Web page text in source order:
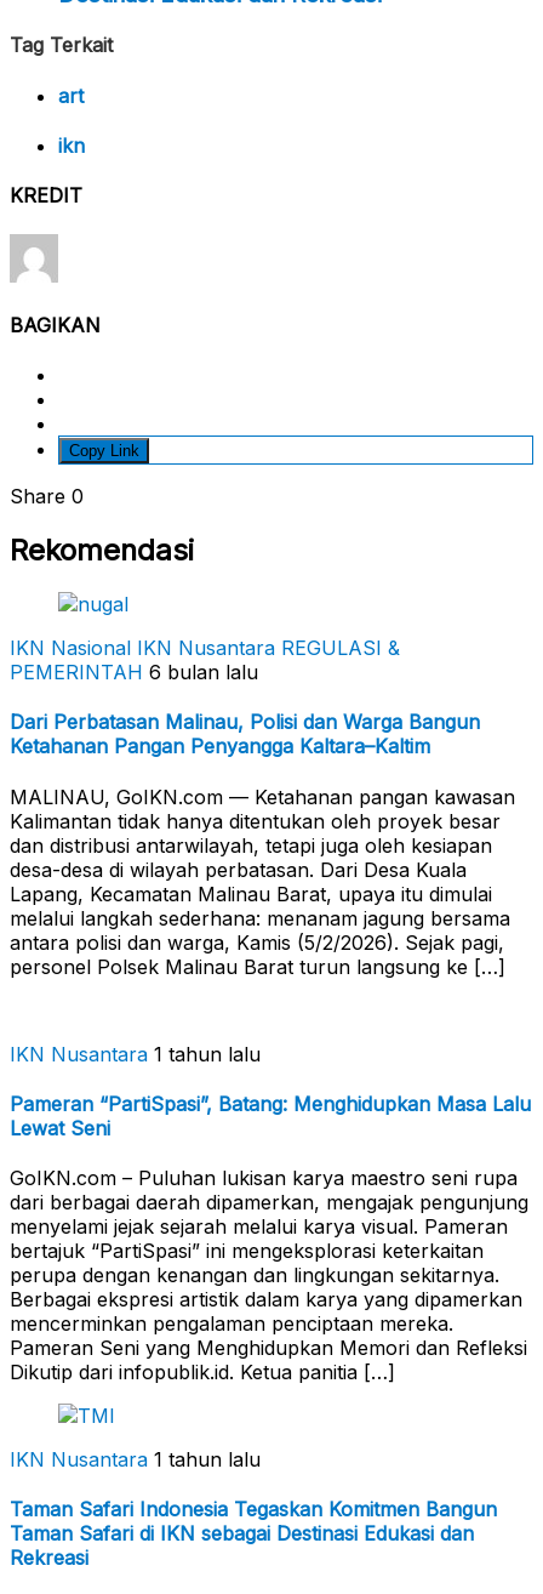
Tag Terkait
art
ikn
KREDIT
BAGIKAN
Copy Link
Share 0
Rekomendasi
IKN Nasional IKN Nusantara REGULASI &
PEMERINTAH 6 bulan lalu
Dari Perbatasan Malinau, Polisi dan Warga Bangun
Ketahanan Pangan Penyangga Kaltara–Kaltim
MALINAU, GoIKN.com — Ketahanan pangan kawasan
Kalimantan tidak hanya ditentukan oleh proyek besar
dan distribusi antarwilayah, tetapi juga oleh kesiapan
desa-desa di wilayah perbatasan. Dari Desa Kuala
Lapang, Kecamatan Malinau Barat, upaya itu dimulai
melalui langkah sederhana: menanam jagung bersama
antara polisi dan warga, Kamis (5/2/2026). Sejak pagi,
personel Polsek Malinau Barat turun langsung ke […]
IKN Nusantara 1 tahun lalu
Pameran “PartiSpasi”, Batang: Menghidupkan Masa Lalu
Lewat Seni
GoIKN.com – Puluhan lukisan karya maestro seni rupa
dari berbagai daerah dipamerkan, mengajak pengunjung
menyelami jejak sejarah melalui karya visual. Pameran
bertajuk “PartiSpasi” ini mengeksplorasi keterkaitan
perupa dengan kenangan dan lingkungan sekitarnya.
Berbagai ekspresi artistik dalam karya yang dipamerkan
mencerminkan pengalaman penciptaan mereka.
Pameran Seni yang Menghidupkan Memori dan Refleksi
Dikutip dari infopublik.id. Ketua panitia […]
IKN Nusantara 1 tahun lalu
Taman Safari Indonesia Tegaskan Komitmen Bangun
Taman Safari di IKN sebagai Destinasi Edukasi dan
Rekreasi